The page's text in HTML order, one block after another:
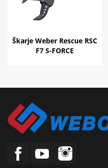
Škarje Weber Rescue RSC
F7 S-FORCE